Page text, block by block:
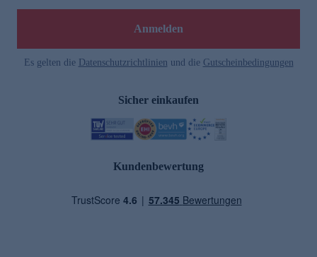
Anmelden
Es gelten die Datenschutzrichtlinien und die Gutscheinbedingungen
Sicher einkaufen
Kundenbewertung